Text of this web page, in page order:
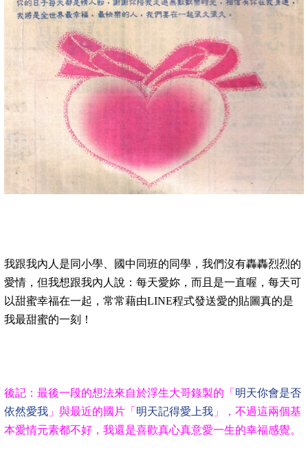
我跟我內人是同小學、國中同班的同學，我們沒有轟轟烈烈的
愛情，但我想跟我內人說：每天愛妳，而且是一直喔，每天可
以甜蜜幸福在一起，常常藉由LINE程式發送愛的貼圖真的是
我最甜蜜的一刻！
後記：最後一段的想法來自於浮生大哥錄製的「 明天你會是否
依然愛我 」與最近的國片「 明天記得愛上我 」，不過這兩個基
本愛情元素都不好，我還是喜歡真心真意愛一生的幸福感覺。